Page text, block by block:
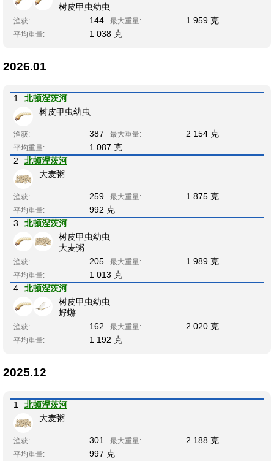
树皮甲虫幼虫
渔获: 144 最大重量: 1 959 克
平均重量: 1 038 克
2026.01
1
北顿涅茨河
树皮甲虫幼虫
渔获: 387 最大重量: 2 154 克
平均重量:
1 087 克
2
北顿涅茨河
大麦粥
渔获: 259 最大重量: 1 875 克
平均重量:
992 克
3
北顿涅茨河
树皮甲虫幼虫
大麦粥
渔获: 205 最大重量: 1 989 克
平均重量:
1 013 克
4
北顿涅茨河
树皮甲虫幼虫
蜉蝣
渔获: 162 最大重量: 2 020 克
平均重量: 1 192 克
2025.12
1
北顿涅茨河
大麦粥
渔获: 301 最大重量: 2 188 克
平均重量:
997 克